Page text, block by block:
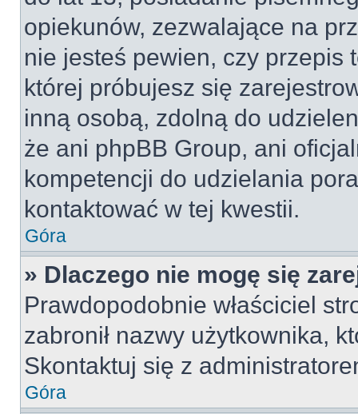
opiekunów, zezwalające na
nie jesteś pewien, czy przepis
której próbujesz się
inną osobą, zdolną do
że ani phpBB Group, ani
kompetencji do udzielania
kontaktować w tej kwestii.
Góra
» Dlaczego nie mogę się
Prawdopodobnie właściciel
zabronił nazwy użytkownika,
Skontaktuj się z
Góra